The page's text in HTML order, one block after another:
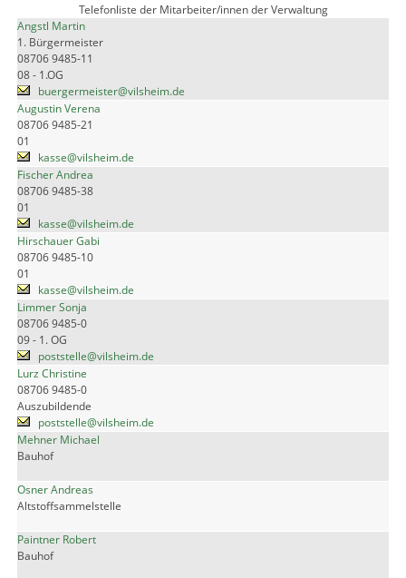
Telefonliste der Mitarbeiter/innen der Verwaltung
Angstl Martin
1. Bürgermeister
08706 9485-11
08 - 1.OG
buergermeister@vilsheim.de
Augustin Verena
08706 9485-21
01
kasse@vilsheim.de
Fischer Andrea
08706 9485-38
01
kasse@vilsheim.de
Hirschauer Gabi
08706 9485-10
01
kasse@vilsheim.de
Limmer Sonja
08706 9485-0
09 - 1. OG
poststelle@vilsheim.de
Lurz Christine
08706 9485-0
Auszubildende
poststelle@vilsheim.de
Mehner Michael
Bauhof
Osner Andreas
Altstoffsammelstelle
Paintner Robert
Bauhof